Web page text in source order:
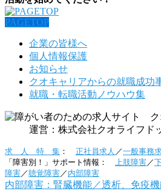
PAGETOP
企業の皆様へ
個人情報保護
お知らせ
クオキャリアからの就職成功
就職・転職活動ノウハウ集
運営：株式会社クオライフド
求 人 特 集 ： 正社員求人 ／一般事務
「障害別！」サポート情報： 上肢障害／
障害／聴覚障害／ 内部障害
内部障害：腎臓機能／透析、免疫